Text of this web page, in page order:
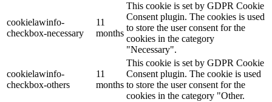
cookielawinfo-
checkbox-necessary
11
months
This cookie is set by GDPR Cookie
Consent plugin. The cookies is used
to store the user consent for the
cookies in the category
"Necessary".
cookielawinfo-
checkbox-others
11
months
This cookie is set by GDPR Cookie
Consent plugin. The cookie is used
to store the user consent for the
cookies in the category "Other.